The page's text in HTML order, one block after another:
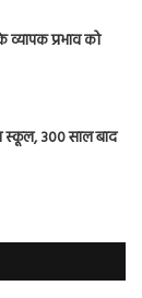
व्यापक प्रभाव को
स्कूल, 300 साल बाद